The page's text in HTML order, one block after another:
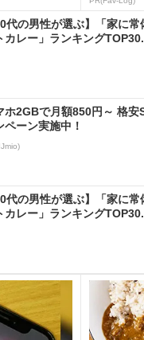
代の男性が選ぶ】「家に
カレー」ランキング
ホ2GBで月額850円～ 格安
ペーン実施中！
代の男性が選ぶ】「家に
カレー」ランキング